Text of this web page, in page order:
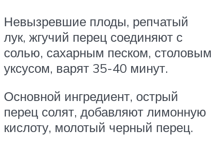
Невызревшие плоды, репчатый
лук, жгучий перец соединяют с
солью, сахарным песком, столовым
уксусом, варят 35-40 минут.
Основной ингредиент, острый
перец солят, добавляют лимонную
кислоту, молотый черный перец.